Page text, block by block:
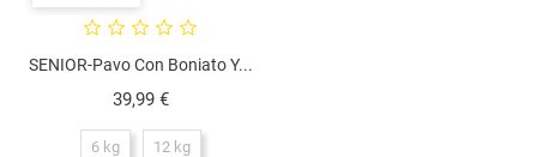
SENIOR-Pavo Con Boniato Y...
39,99 €Precio
6 kg 12 kg